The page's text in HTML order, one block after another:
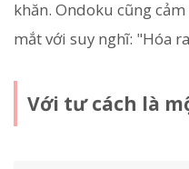
khăn. Ondoku cũng
mắt với suy nghĩ: "Hóa
Với tư cách là